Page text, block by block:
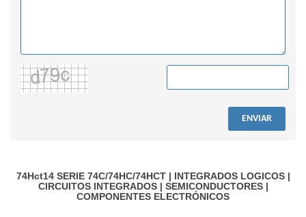
ENVIAR
74Hct14 SERIE 74C/74HC/74HCT| INTEGRADOS LOGICOS|
CIRCUITOS INTEGRADOS| SEMICONDUCTORES|
COMPONENTES ELECTRÓNICOS